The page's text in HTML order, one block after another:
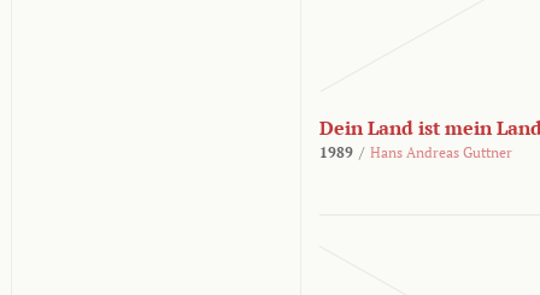
Dein Land ist mein
1989 / Hans Andreas Guttner